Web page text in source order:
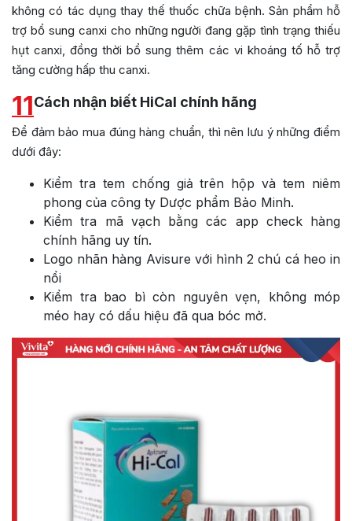
không có tác dụng thay thế thuốc chữa bệnh. Sản phẩm hỗ
trợ bổ sung canxi cho những người đang gặp tình trạng thiếu
hụt canxi, đồng thời bổ sung thêm các vi khoáng tố hỗ trợ
tăng cường hấp thu canxi.
11Cách nhận biết HiCal chính hãng
Để đảm bảo mua đúng hàng chuẩn, thì nên lưu ý những điểm
dưới đây:
Kiểm tra tem chống giả trên hộp và tem niêm
phong của công ty Dược phẩm Bảo Minh.
Kiểm tra mã vạch bằng các app check hàng
chính hãng uy tín.
Logo nhãn hàng Avisure với hình 2 chú cá heo in
nổi
Kiểm tra bao bì còn nguyên vẹn, không móp
méo hay có dấu hiệu đã qua bóc mở.